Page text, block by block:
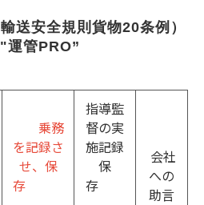
送安全規則貨物20条例）
運管PRO”
乗務
を記録さ
せ、保
存
指導監
督の実
施記録
保
存
会社
への
助言